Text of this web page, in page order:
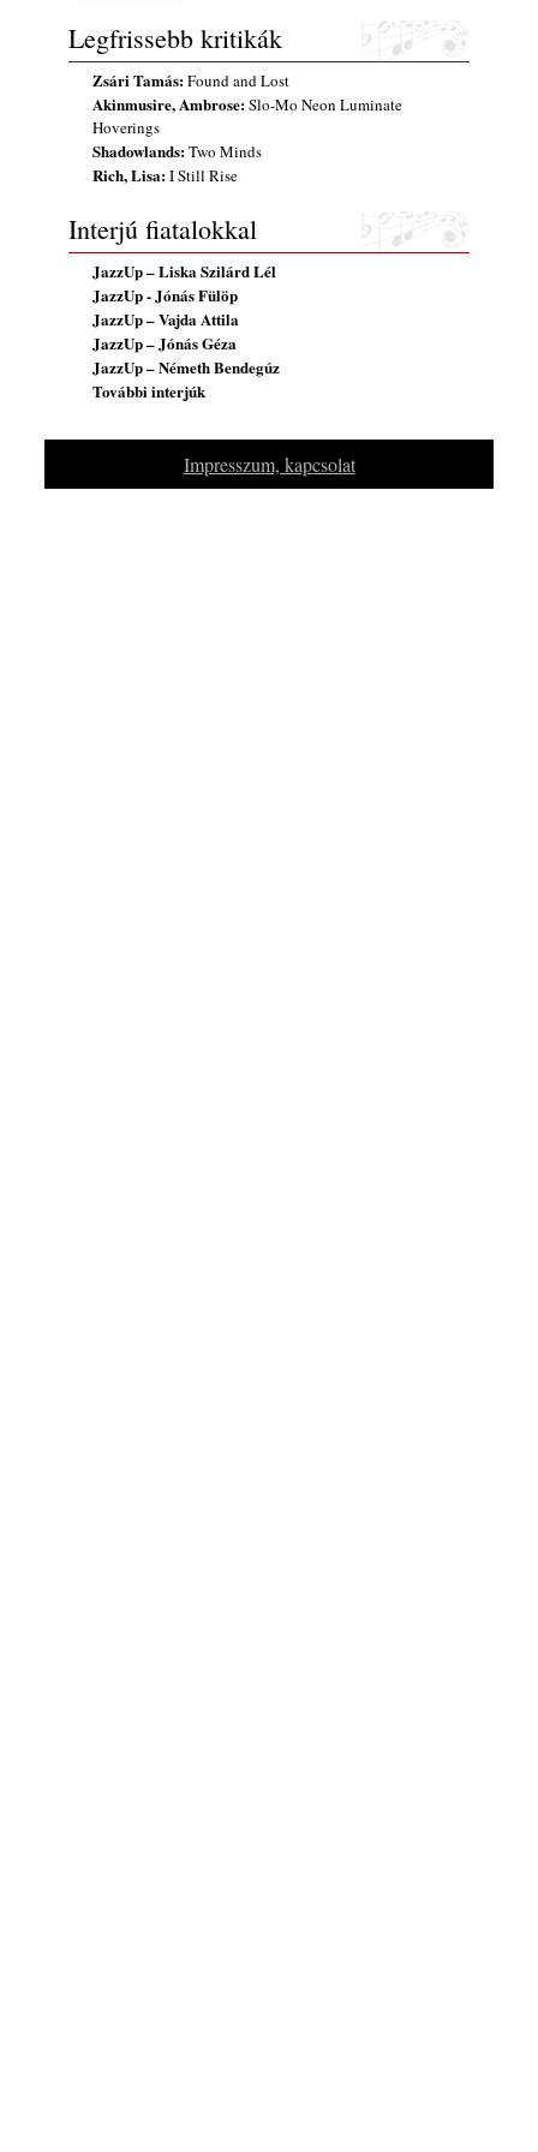
Vörösné Strausz Eszter + Vörös Bence
2026. július 30.
The Next Generation — 11. rész: Horváth
Szabolcs
2026. július 25.
Eged Márton: Old Songs
Zsári Tamás: Found and Lost
2026. július 24.
FREE JAZZ ALBUMS 2026 - 134. rész
2026. július 16.
A free jazz kiemelkedő alakjai - 79. rész:
Marion Brown
Legfrissebb kritikák
Zsári Tamás:Found and Lost
Akinmusire, Ambrose:Slo-Mo Neon Luminate
Hoverings
Shadowlands:Two Minds
Rich, Lisa:I Still Rise
Interjú fiatalokkal
JazzUp – Liska Szilárd Lél
JazzUp - Jónás Fülöp
JazzUp – Vajda Attila
JazzUp – Jónás Géza
JazzUp – Németh Bendegúz
További interjúk
Impresszum, kapcsolat